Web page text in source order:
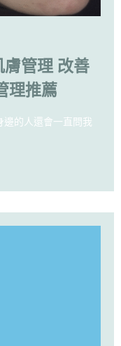
管理 改善
理推薦
邊的人還會一直問我